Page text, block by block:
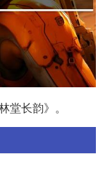
堂长韵》。